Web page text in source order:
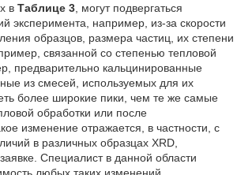
в Таблице 3, могут подвергаться
эксперимента, например, из-за скорости
образцов, размера частиц, их степени
связанной со степенью тепловой
предварительно кальцинированные
из смесей, используемых для их
более широкие пики, чем те же самые
обработки или после
изменение отражается, в частности, с
в различных образцах XRD,
Специалист в данной области
любых таких изменений.